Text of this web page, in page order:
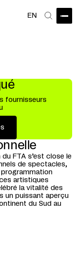
EN
FTA s’est close le
de spectacles,
artistiques
la vitalité des
un puissant aperçu
du Sud au
fournisseurs